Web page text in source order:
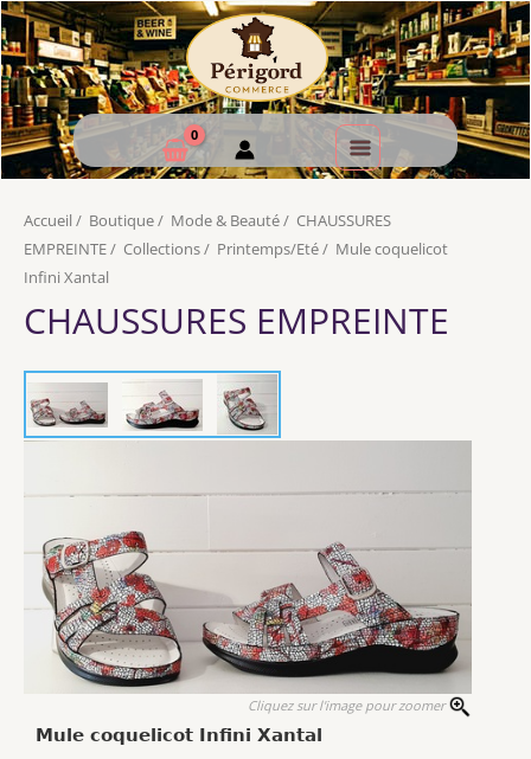
Accueil / Boutique/ Mode & Beauté/ CHAUSSURES
EMPREINTE/ Collections/ Printemps/Eté/ Mule coquelicot
Infini Xantal
CHAUSSURES EMPREINTE
Cliquez sur l'image pour zoomer
Mule coquelicot Infini Xantal